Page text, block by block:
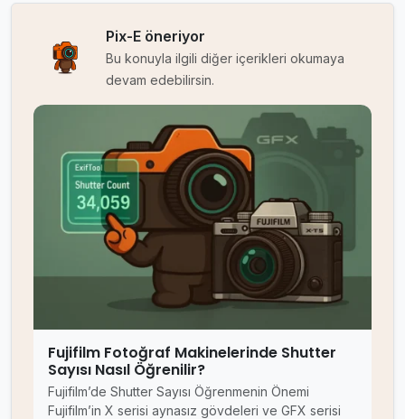
Pix-E öneriyor
Bu konuyla ilgili diğer içerikleri okumaya
devam edebilirsin.
Fujifilm Fotoğraf Makinelerinde Shutter
Sayısı Nasıl Öğrenilir?
Fujifilm’de Shutter Sayısı Öğrenmenin Önemi
Fujifilm’in X serisi aynasız gövdeleri ve GFX serisi